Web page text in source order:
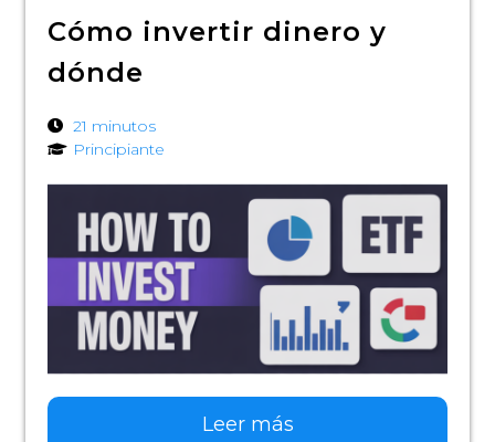
Cómo invertir dinero y
dónde
21 minutos
Principiante
Leer más